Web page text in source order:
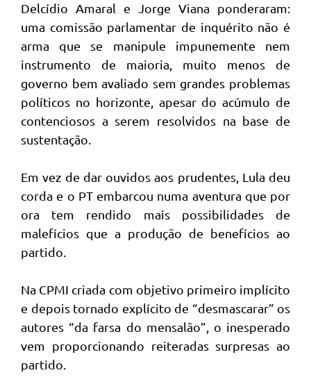
Delcídio Amaral e Jorge Viana ponderaram:
uma comissão parlamentar de inquérito não é
arma que se manipule impunemente nem
instrumento de maioria, muito menos de
governo bem avaliado sem grandes problemas
políticos no horizonte, apesar do acúmulo de
contenciosos a serem resolvidos na base de
sustentação.
Em vez de dar ouvidos aos prudentes, Lula deu
corda e o PT embarcou numa aventura que por
ora tem rendido mais possibilidades de
malefícios que a produção de benefícios ao
partido.
Na CPMI criada com objetivo primeiro implícito
e depois tornado explícito de “desmascarar” os
autores “da farsa do mensalão”, o inesperado
vem proporcionando reiteradas surpresas ao
partido.